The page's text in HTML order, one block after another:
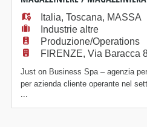
Italia, Toscana, MASSA
Industrie altre
Produzione/Operations
FIRENZE, Via Baracca
Just on Business Spa – agenzia
per azienda cliente operante nel
Addetto/a al magazzino - Gestione
organizzazione dei ricambi -
...